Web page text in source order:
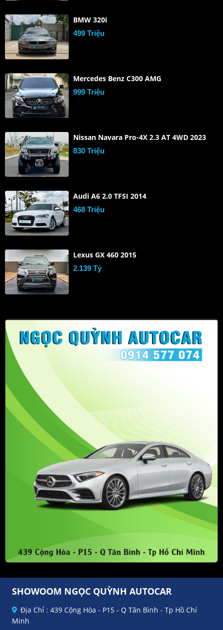
BMW 320i
499 Triệu
Mercedes Benz C300 AMG
999 Triệu
Nissan Navara Pro-4X 2.3 AT 4WD 2023
830 Triệu
Audi A6 2.0 TFSI 2014
468 Triệu
Lexus GX 460 2015
2.139 Tỷ
SHOWOOM NGỌC QUỲNH AUTOCAR
Địa Chỉ : 439 Cộng Hòa - P15 - Q Tân Bình - Tp Hồ Chí
Minh